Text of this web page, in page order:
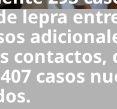
lepra
contactos,
casos